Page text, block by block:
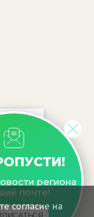
согласие на
региона
почте!